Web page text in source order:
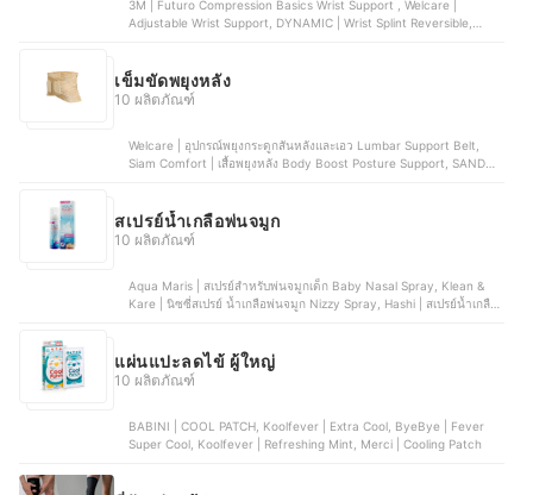
3M | Futuro Compression Basics Wrist Support , Welcare |
Adjustable Wrist Support, DYNAMIC | Wrist Splint Reversible,
เข็มขัดพยุงหลัง
10 ผลิตภัณฑ์
Welcare | อุปกรณ์พยุงกระดูกสันหลังและเอว Lumbar Support Belt,
Siam Comfort | เสื้อพยุงหลัง Body Boost Posture Support, SANDEE
สเปรย์น้ำเกลือพ่นจมูก
10 ผลิตภัณฑ์
Aqua Maris | สเปรย์สำหรับพ่นจมูกเด็ก Baby Nasal Spray, Klean &
Kare | นิซซี่สเปรย์ น้ำเกลือพ่นจมูก Nizzy Spray, Hashi | สเปรย์น้ำเกลือ
เกลือธรรมชาติ Daily Nasal Hygiene Spray
แผ่นแปะลดไข้ ผู้ใหญ่
10 ผลิตภัณฑ์
BABINI | COOL PATCH, Koolfever | Extra Cool, ByeBye | Fever
Super Cool, Koolfever | Refreshing Mint, Merci | Cooling Patch